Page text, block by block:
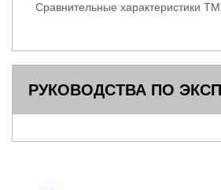
Сравнительные характеристики
РУКОВОДСТВА ПО